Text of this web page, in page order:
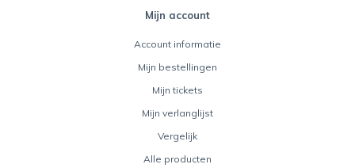
Mijn account
Account informatie
Mijn bestellingen
Mijn tickets
Mijn verlanglijst
Vergelijk
Alle producten